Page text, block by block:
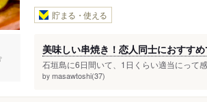
貯まる・使える
美味しい串焼き！恋人同士におすすめ
石垣島に6日間いて、1日くらい適当にって
by masawtoshi(37)